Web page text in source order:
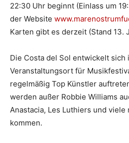
22:30 Uhr beginnt (Einlass um
der Website
Karten gibt es derzeit (Stand 13.
Die Costa del Sol entwickelt sich
Veranstaltungsort für
regelmäßig Top Künstler
werden außer Robbie Williams
Anastacia, Les Luthiers und viele
kommen.